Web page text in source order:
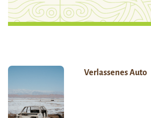
Verlassenes Auto